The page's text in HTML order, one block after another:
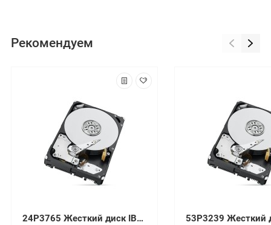
Рекомендуем
24P3765 Жесткий диск IBM (Lenovo)